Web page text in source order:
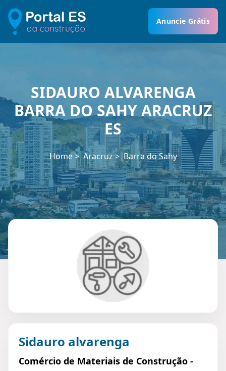
Anuncie Grátis
SIDAURO ALVARENGA
BARRA DO SAHY ARACRUZ
ES
Home Aracruz Barra do Sahy
Sidauro alvarenga
Comércio de Materiais de Construção -